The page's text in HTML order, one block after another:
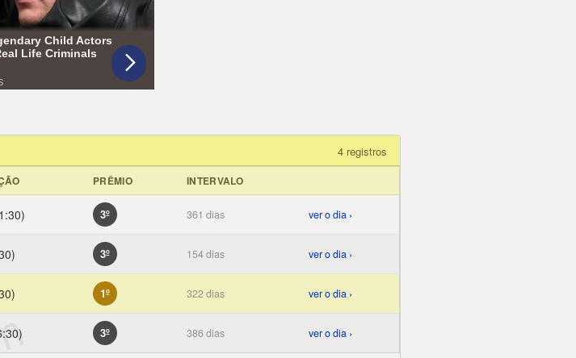
4 registros
PRÊMIO INTERVALO
3º 361 dias ver o dia ›
3º 154 dias ver o dia ›
1º 322 dias ver o dia ›
3º 386 dias ver o dia ›